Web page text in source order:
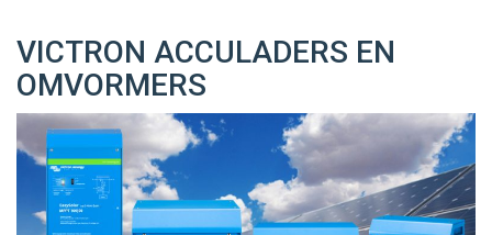
VICTRON ACCULADERS EN
OMVORMERS